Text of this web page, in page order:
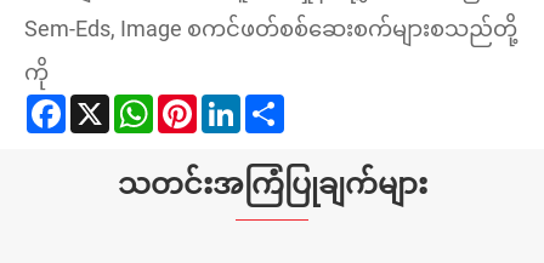
Sem-Eds, Image စကင်ဖတ်စစ်ဆေးစက်များစသည်တို့
ကို
Facebook
X WhatsApp
PinterestLinkedIn
သတင်းအကြံပြုချက်များ